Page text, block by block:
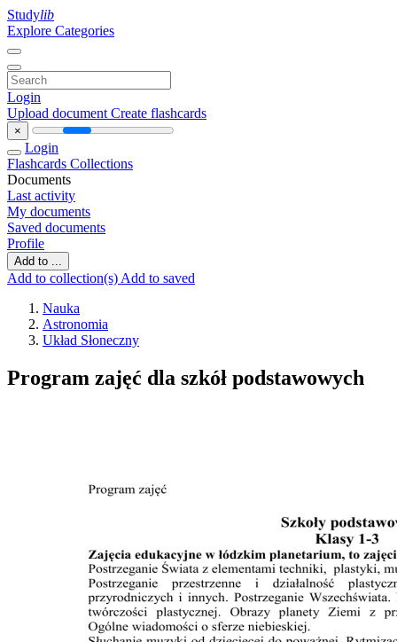
Studylib
Explore Categories
Login
Upload document Create flashcards
×
Login
Flashcards Collections
Documents
Last activity
My documents
Saved documents
Profile
Add to ...
Add to collection(s) Add to saved
Nauka
Astronomia
Układ Słoneczny
Program zajęć dla szkół podstawowych